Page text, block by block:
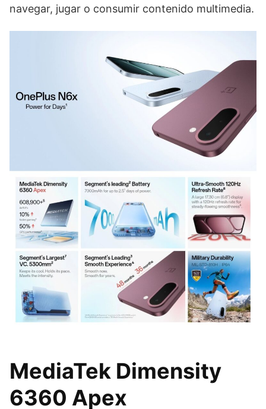
navegar, jugar o consumir contenido multimedia.
MediaTek Dimensity
6360 Apex